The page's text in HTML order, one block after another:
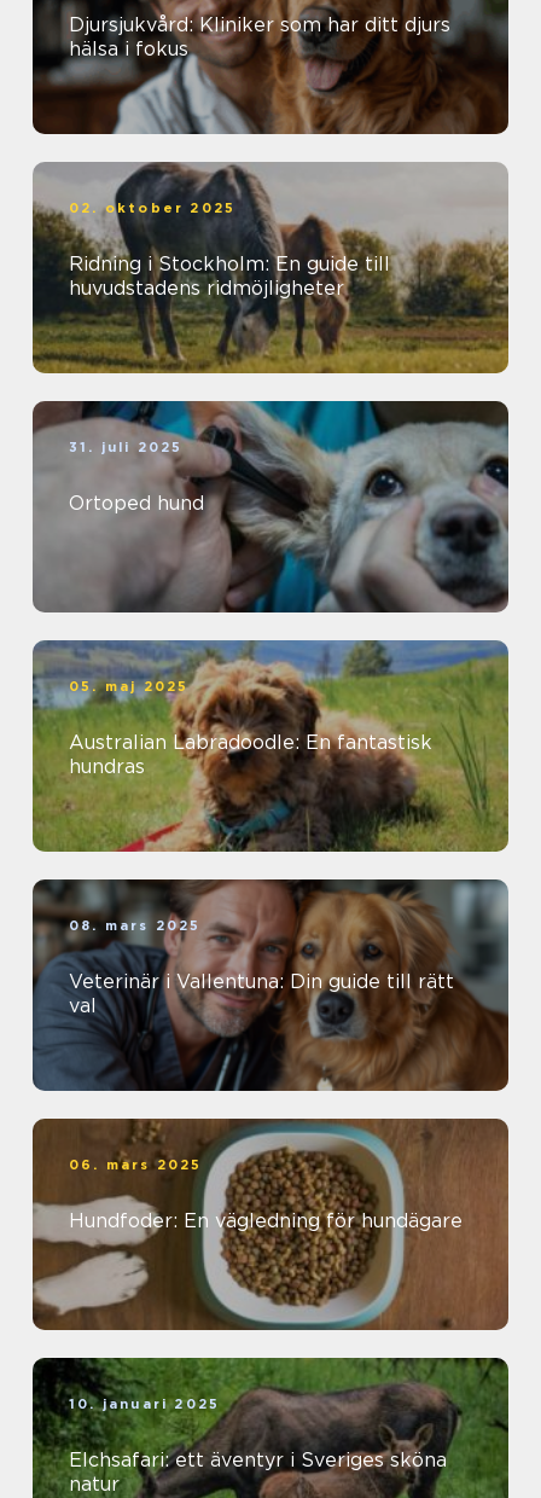
Djursjukvård: Kliniker som har ditt djurs
hälsa i fokus
02. oktober 2025
Ridning i Stockholm: En guide till
huvudstadens ridmöjligheter
31. juli 2025
Ortoped hund
05. maj 2025
Australian Labradoodle: En fantastisk
hundras
08. mars 2025
Veterinär i Vallentuna: Din guide till rätt
val
06. mars 2025
Hundfoder: En vägledning för hundägare
10. januari 2025
Elchsafari: ett äventyr i Sveriges sköna
natur